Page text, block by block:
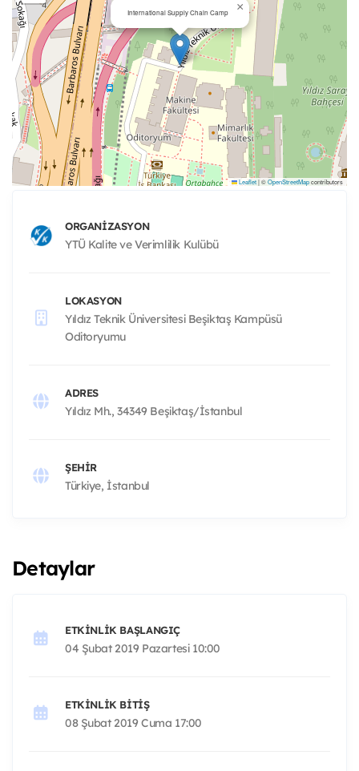
International Supply Chain Camp ×
Leaflet|©OpenStreetMapcontributors
ORGANIZASYON
YTÜ Kalite ve Verimlilik Kulübü
LOKASYON
Yıldız Teknik Üniversitesi Beşiktaş Kampüsü
Oditoryumu
ADRES
Yıldız Mh., 34349 Beşiktaş/İstanbul
ŞEHIR
Türkiye, İstanbul
Detaylar
ETKINLIK BAŞLANGIÇ
04 Şubat 2019 Pazartesi 10:00
ETKINLIK BITIŞ
08 Şubat 2019 Cuma 17:00